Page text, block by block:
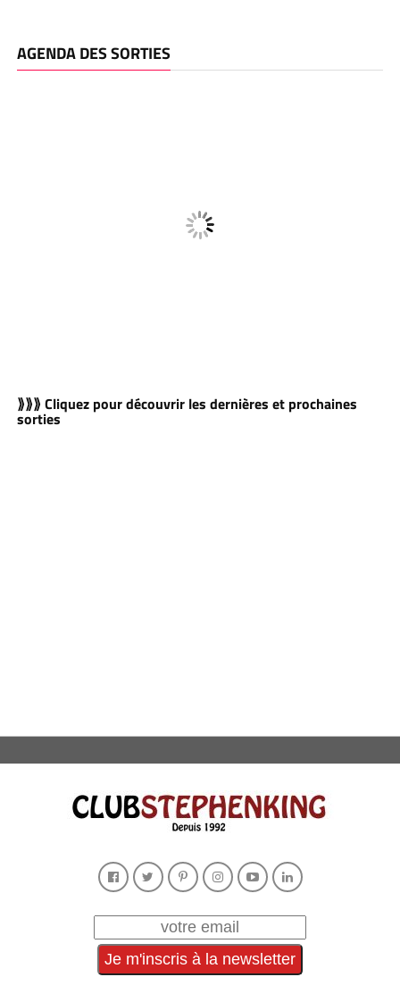
AGENDA DES SORTIES
⟫⟫⟫ Cliquez pour découvrir les dernières et prochaines
sorties